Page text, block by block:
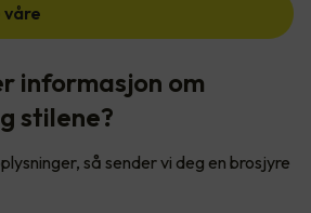
våre
informasjon om
stilene?
så sender vi deg en brosjyre